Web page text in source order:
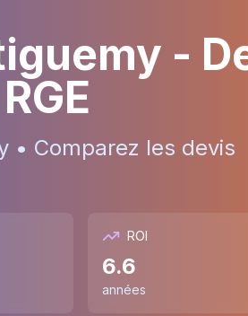
-
• Comparez les devis
ROI
6.6
années